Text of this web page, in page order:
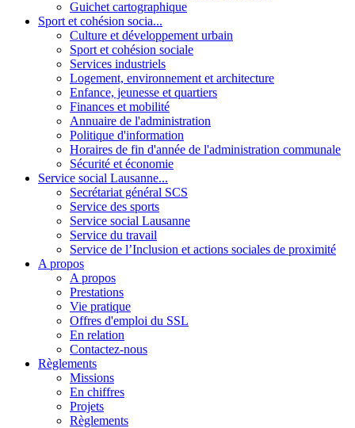
Guichet cartographique
Sport et cohésion socia...
Culture et développement urbain
Sport et cohésion sociale
Services industriels
Logement, environnement et architecture
Enfance, jeunesse et quartiers
Finances et mobilité
Annuaire de l'administration
Politique d'information
Horaires de fin d'année de l'administration communale
Sécurité et économie
Service social Lausanne...
Secrétariat général SCS
Service des sports
Service social Lausanne
Service du travail
Service de l’Inclusion et actions sociales de proximité
A propos
A propos
Prestations
Vie pratique
Offres d'emploi du SSL
En relation
Contactez-nous
Règlements
Missions
En chiffres
Projets
Règlements